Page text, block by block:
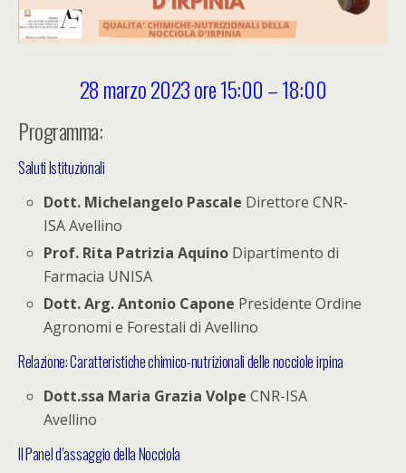
28 marzo 2023 ore 15:00 – 18:00
Programma:
Saluti Istituzionali
Dott. Michelangelo Pascale Direttore CNR-
ISA Avellino
Prof. Rita Patrizia Aquino Dipartimento di
Farmacia UNISA
Dott. Arg. Antonio Capone Presidente Ordine
Agronomi e Forestali di Avellino
Relazione: Caratteristiche chimico-nutrizionali delle nocciole irpina
Dott.ssa Maria Grazia Volpe CNR-ISA
Avellino
Il Panel d’assaggio della Nocciola